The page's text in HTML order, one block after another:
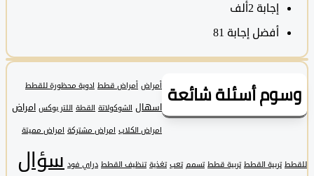
‫إجابة 2ألف
أفضل إجابة 81
أسئلة شائعة أمراض قطط ادوية محظورة للقطط
اسهال الشوكولاتة القطة اللتر بوكس امراض
امراض الكلاب امراض مشتركة امراض مميتة
تربية القطط تربية قطط تسمم تعب تغذية تنظيف القطط دراي فود سؤال